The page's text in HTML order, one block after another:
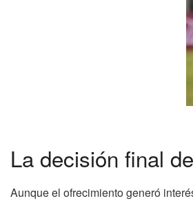
La decisión final
Aunque el ofrecimiento generó